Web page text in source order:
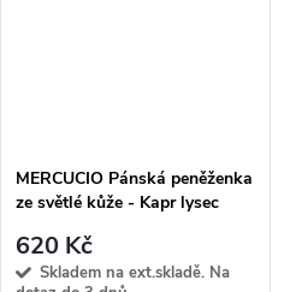
MERCUCIO Pánská peněženka
ze světlé kůže - Kapr lysec
620 Kč
Skladem na ext.skladě. Na